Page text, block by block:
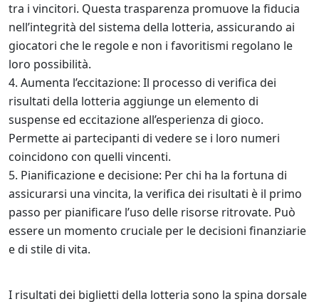
tra i vincitori. Questa trasparenza promuove la fiducia
nell’integrità del sistema della lotteria, assicurando ai
giocatori che le regole e non i favoritismi regolano le
loro possibilità.
Aumenta l’eccitazione: Il processo di verifica dei
risultati della lotteria aggiunge un elemento di
suspense ed eccitazione all’esperienza di gioco.
Permette ai partecipanti di vedere se i loro numeri
coincidono con quelli vincenti.
Pianificazione e decisione: Per chi ha la fortuna di
assicurarsi una vincita, la verifica dei risultati è il primo
passo per pianificare l’uso delle risorse ritrovate. Può
essere un momento cruciale per le decisioni finanziarie
e di stile di vita.
I risultati dei biglietti della lotteria sono la spina dorsale